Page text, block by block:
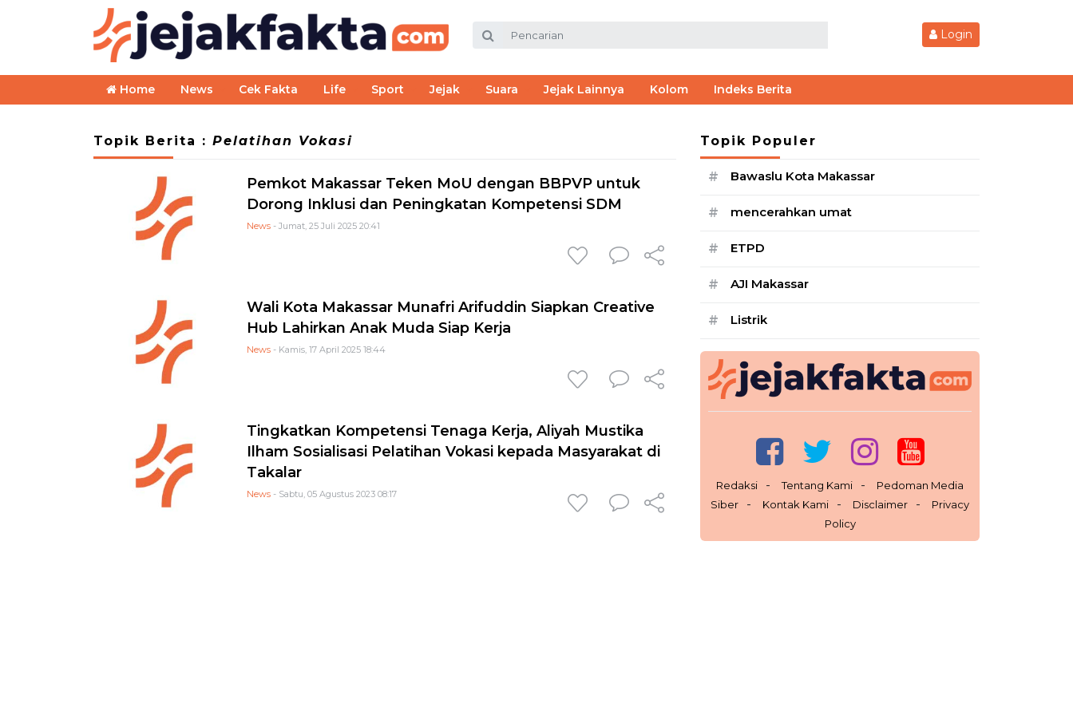
Login
Home News Cek Fakta Life Sport Jejak Suara Jejak Lainnya Kolom Indeks Berita
Topik Berita : Pelatihan Vokasi
Pemkot Makassar Teken MoU dengan BBPVP untuk
Dorong Inklusi dan Peningkatan Kompetensi SDM
News - Jumat, 25 Juli 2025 20:41
Wali Kota Makassar Munafri Arifuddin Siapkan Creative
Hub Lahirkan Anak Muda Siap Kerja
News - Kamis, 17 April 2025 18:44
Tingkatkan Kompetensi Tenaga Kerja, Aliyah Mustika
Ilham Sosialisasi Pelatihan Vokasi kepada Masyarakat di
Takalar
News - Sabtu, 05 Agustus 2023 08:17
Topik Populer
# Bawaslu Kota Makassar
# mencerahkan umat
# ETPD
# AJI Makassar
# Listrik
Redaksi Tentang Kami
Pedoman Media
Siber
Kontak Kami Disclaimer
Privacy
Policy